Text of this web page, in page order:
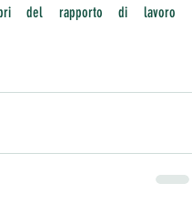
del rapporto di lavoro